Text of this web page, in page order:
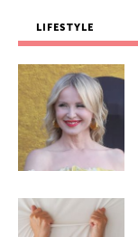
LIFESTYLE